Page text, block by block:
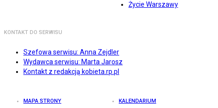
Życie Warszawy
KONTAKT DO SERWISU
Szefowa serwisu: Anna Zejdler
Wydawca serwisu: Marta Jarosz
Kontakt z redakcją kobieta.rp.pl
MAPA STRONY KALENDARIUM